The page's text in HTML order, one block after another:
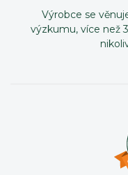
Výrobce se
výzkumu, více než